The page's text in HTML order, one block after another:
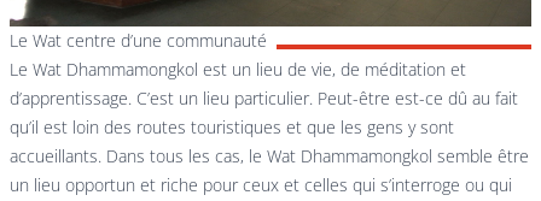
Le Wat centre d’une communauté
Le Wat Dhammamongkol est un lieu de vie, de méditation et
d’apprentissage. C’est un lieu particulier. Peut-être est-ce dû au fait
qu’il est loin des routes touristiques et que les gens y sont
accueillants. Dans tous les cas, le Wat Dhammamongkol semble être
un lieu opportun et riche pour ceux et celles qui s’interroge ou qui